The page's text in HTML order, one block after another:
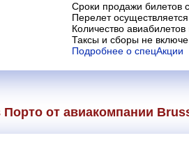
Сроки продажи билетов
Перелет
Количество
Таксы и сборы не
Подробнее о спецАкции
от авиакомпании